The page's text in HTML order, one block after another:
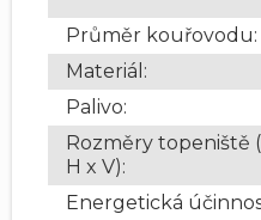
Průměr kouřovodu:
Materiál :
Palivo:
Rozměry topeniště
H x V):
Energetická